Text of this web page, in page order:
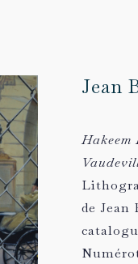
Jean
Hakeem
de Jean